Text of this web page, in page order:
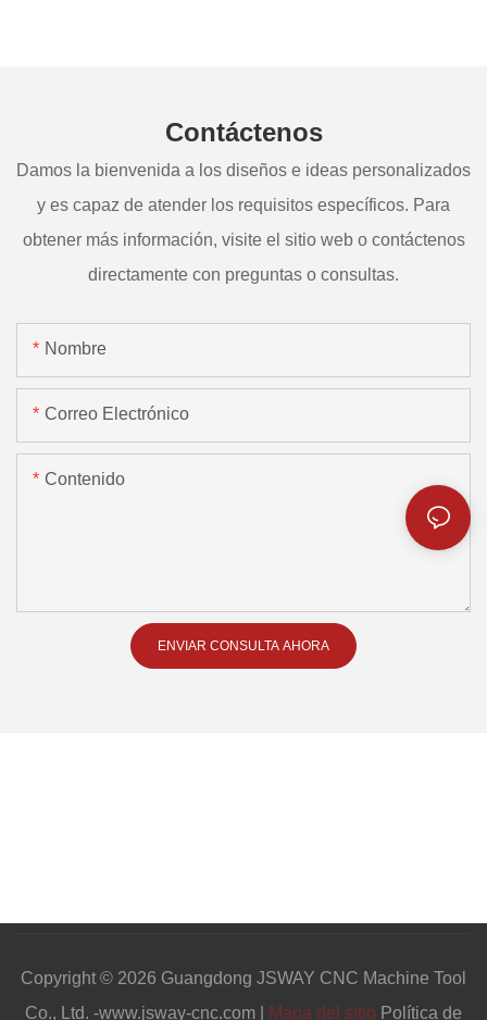
Contáctenos
Damos la bienvenida a los diseños e ideas personalizados
y es capaz de atender los requisitos específicos. Para
obtener más información, visite el sitio web o contáctenos
directamente con preguntas o consultas.
Nombre
Correo Electrónico
Contenido
ENVIAR CONSULTA AHORA
Copyright © 2026 Guangdong JSWAY CNC Machine Tool
Co., Ltd. -www.jsway-cnc.com |
Mapa del sitio Política de